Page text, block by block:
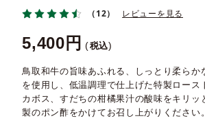
（12） レビューを見る
5,400 税込
鳥取和牛の旨味あふれる、しっとり柔らか
を使用し、低温調理で仕上げた特製ロース
カボス、すだちの柑橘果汁の酸味をキリッ
製のポン酢をかけてお召し上がりください。